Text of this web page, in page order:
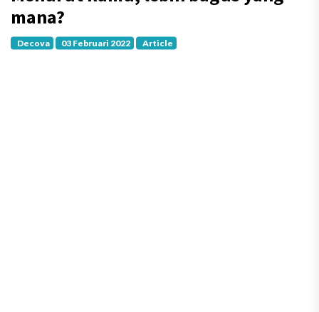
mana?
Decova 03 Februari 2022 Article